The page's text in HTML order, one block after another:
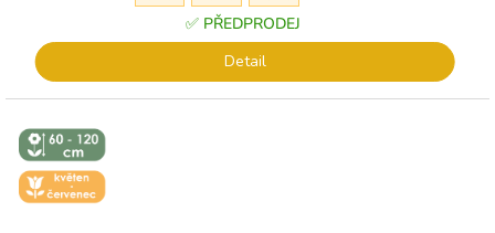
✅ PŘEDPRODEJ
Detail
↕️ VÝŠKA 60
- 120 CM
🌼 KVĚT -
ČERVEN